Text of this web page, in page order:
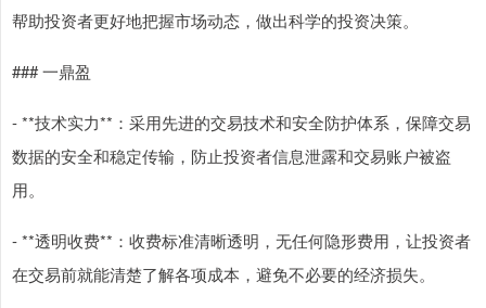
帮助投资者更好地把握市场动态，做出科学的投资决策。
### 一鼎盈
- **技术实力**：采用先进的交易技术和安全防护体系，保障交易
数据的安全和稳定传输，防止投资者信息泄露和交易账户被盗
用。
- **透明收费**：收费标准清晰透明，无任何隐形费用，让投资者
在交易前就能清楚了解各项成本，避免不必要的经济损失。